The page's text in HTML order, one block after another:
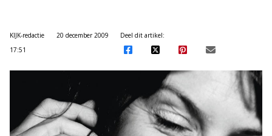
KIJK-redactie
20 december 2009
17:51
Deel dit artikel: